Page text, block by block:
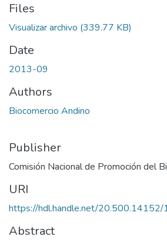
Files
Visualizar archivo (339.77 KB)
Date
2013-09
Authors
Biocomercio Andino
Publisher
Comisión Nacional de Promoción del
URI
https://hdl.handle.net/20.500.14152/
Abstract